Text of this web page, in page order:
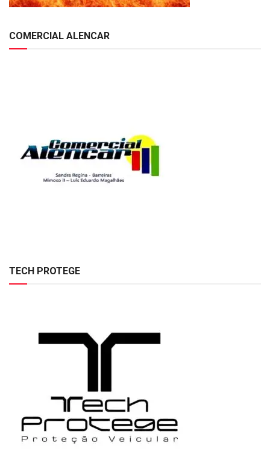
COMERCIAL ALENCAR
TECH PROTEGE